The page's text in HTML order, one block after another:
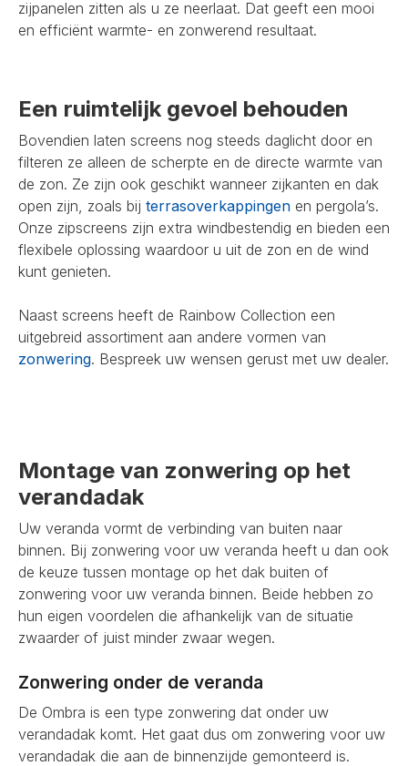
zijpanelen zitten als u ze neerlaat. Dat geeft een mooi
en efficiënt warmte- en zonwerend resultaat.
Een ruimtelijk gevoel behouden
Bovendien laten screens nog steeds daglicht door en
filteren ze alleen de scherpte en de directe warmte van
de zon. Ze zijn ook geschikt wanneer zijkanten en dak
open zijn, zoals bij terrasoverkappingen en pergola’s.
Onze zipscreens zijn extra windbestendig en bieden een
flexibele oplossing waardoor u uit de zon en de wind
kunt genieten.
Naast screens heeft de Rainbow Collection een
uitgebreid assortiment aan andere vormen van
zonwering. Bespreek uw wensen gerust met uw dealer.
Montage van zonwering op het
verandadak
Uw veranda vormt de verbinding van buiten naar
binnen. Bij zonwering voor uw veranda heeft u dan ook
de keuze tussen montage op het dak buiten of
zonwering voor uw veranda binnen. Beide hebben zo
hun eigen voordelen die afhankelijk van de situatie
zwaarder of juist minder zwaar wegen.
Zonwering onder de veranda
De Ombra is een type zonwering dat onder uw
verandadak komt. Het gaat dus om zonwering voor uw
verandadak die aan de binnenzijde gemonteerd is.